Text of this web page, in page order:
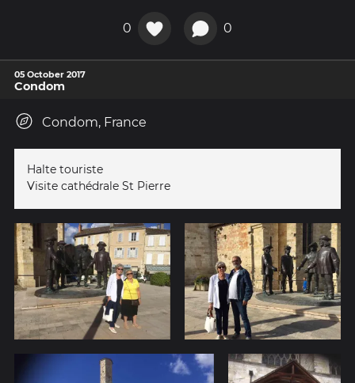
0 0
05 October 2017
Condom
Condom, France
Halte touriste
Visite cathédrale St Pierre